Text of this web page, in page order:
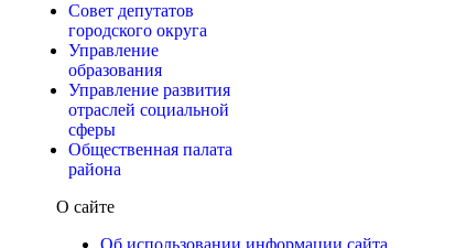
Совет депутатов
городского округа
Управление
образования
Управление развития
отраслей социальной
сферы
Общественная палата
района
О сайте
Об использовании информации сайта